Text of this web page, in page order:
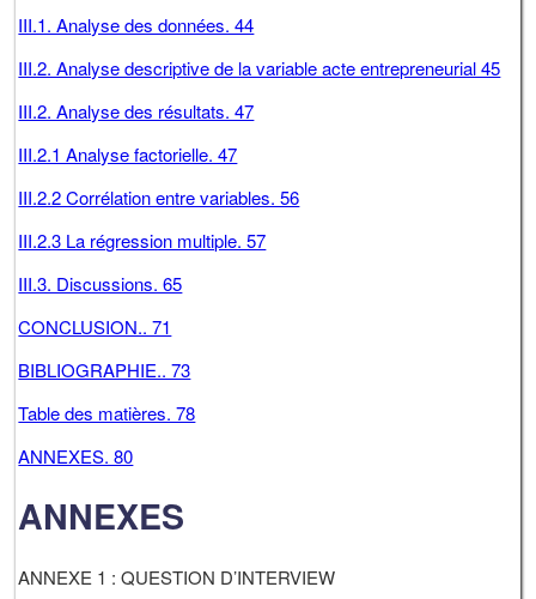
III.1. Analyse des données. 44
III.2. Analyse descriptive de la variable acte entrepreneurial 45
III.2. Analyse des résultats. 47
III.2.1 Analyse factorielle. 47
III.2.2 Corrélation entre variables. 56
III.2.3 La régression multiple. 57
III.3. Discussions. 65
CONCLUSION.. 71
BIBLIOGRAPHIE.. 73
Table des matières. 78
ANNEXES. 80
ANNEXES
ANNEXE 1 : QUESTION D’INTERVIEW